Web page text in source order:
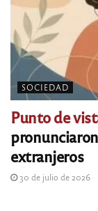
SOCIEDAD
Punto de
extranjeros
30 de julio de 2026